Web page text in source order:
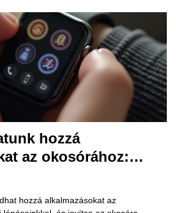
hozzá
az okosórához:
hozzá alkalmazásokat az